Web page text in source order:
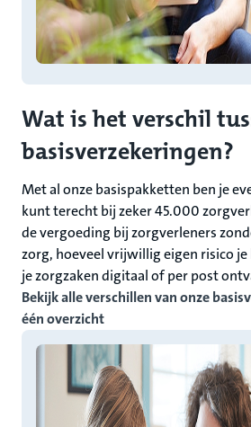
Wat is het verschil
basisverzekeringen?
Met al onze basispakketten ben je
kunt terecht bij zeker 45.000
de vergoeding bij zorgverleners
zorg, hoeveel vrijwillig eigen risico je
je zorgzaken digitaal of per post
Bekijk alle verschillen van onze
één overzicht